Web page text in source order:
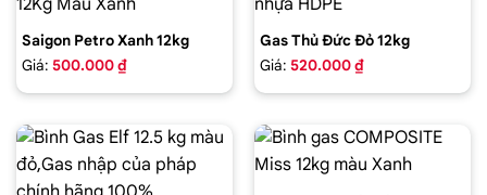
Saigon Petro Xanh 12kg
Giá: 500.000 ₫
Gas Thủ Đức Đỏ 12kg
Giá: 520.000 ₫